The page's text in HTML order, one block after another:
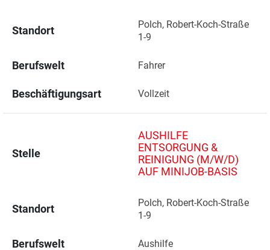
Standort
Polch, Robert-Koch-Straße
1-9
Berufswelt Fahrer
Beschäftigungsart Vollzeit
Stelle
AUSHILFE
ENTSORGUNG &
REINIGUNG (M/W/D)
AUF MINIJOB-BASIS
Standort
Polch, Robert-Koch-Straße
1-9
Berufswelt Aushilfe